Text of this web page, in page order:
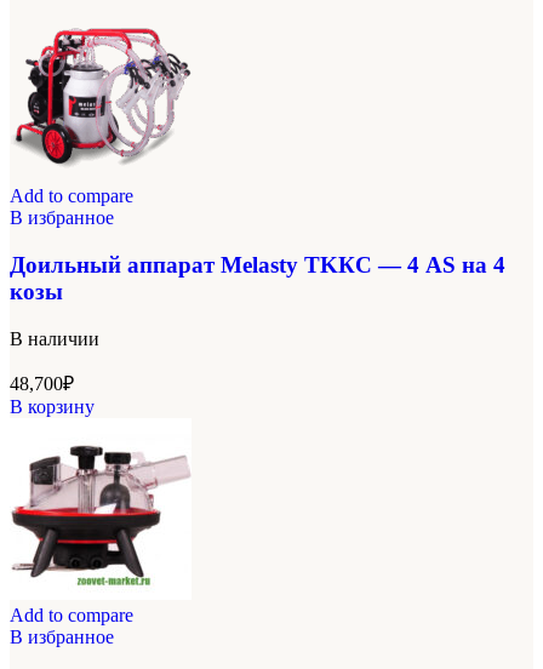
Add to compare
В избранное
Доильный аппарат Melasty TKКС — 4 AS на 4
козы
В наличии
48,700₽
В корзину
Add to compare
В избранное